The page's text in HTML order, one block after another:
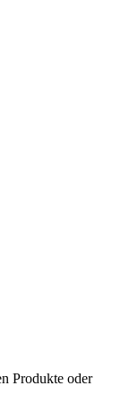
Produkte oder